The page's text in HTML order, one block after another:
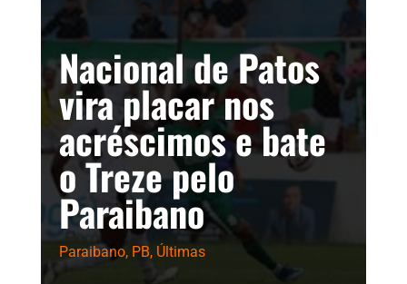
Nacional de Patos
vira placar nos
acréscimos e bate
o Treze pelo
Paraibano
Paraibano, PB, Últimas